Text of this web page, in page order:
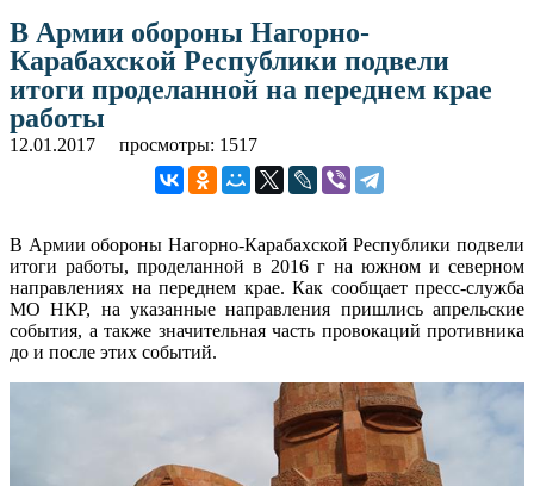
В Армии обороны Нагорно-
Карабахской Республики подвели
итоги проделанной на переднем крае
работы
12.01.2017 просмотры: 1517
В Армии обороны Нагорно-Карабахской Республики подвели
итоги работы, проделанной в 2016 г на южном и северном
направлениях на переднем крае. Как сообщает пресс-служба
МО НКР, на указанные направления пришлись апрельские
события, а также значительная часть провокаций противника
до и после этих событий.